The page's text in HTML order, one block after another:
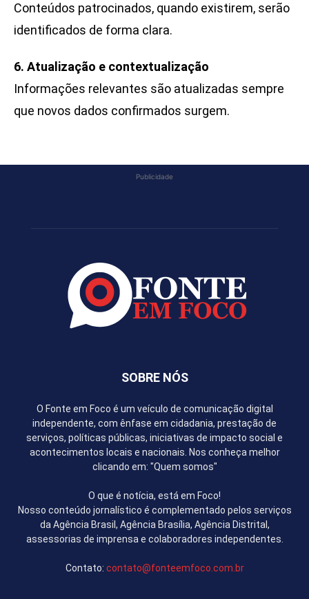
Conteúdos patrocinados, quando existirem, serão
identificados de forma clara.
6. Atualização e contextualização
Informações relevantes são atualizadas sempre
que novos dados confirmados surgem.
Publicidade
SOBRE NÓS
O Fonte em Foco é um veículo de comunicação digital
independente, com ênfase em cidadania, prestação de
serviços, políticas públicas, iniciativas de impacto social e
acontecimentos locais e nacionais. Nos conheça melhor
clicando em: "Quem somos"
O que é notícia, está em Foco!
Nosso conteúdo jornalístico é complementado pelos serviços
da Agência Brasil, Agência Brasília, Agência Distrital,
assessorias de imprensa e colaboradores independentes.
Contato: contato@fonteemfoco.com.br